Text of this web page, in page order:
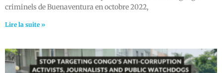
criminels de Buenaventura en octobre 2022,
Lire la suite »